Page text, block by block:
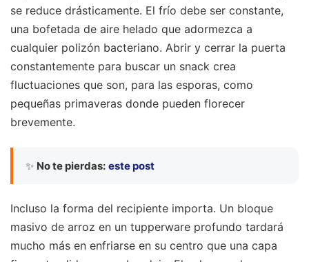
se reduce drásticamente. El frío debe ser constante,
una bofetada de aire helado que adormezca a
cualquier polizón bacteriano. Abrir y cerrar la puerta
constantemente para buscar un snack crea
fluctuaciones que son, para las esporas, como
pequeñas primaveras donde pueden florecer
brevemente.
✨ No te pierdas: este post
Incluso la forma del recipiente importa. Un bloque
masivo de arroz en un tupperware profundo tardará
mucho más en enfriarse en su centro que una capa